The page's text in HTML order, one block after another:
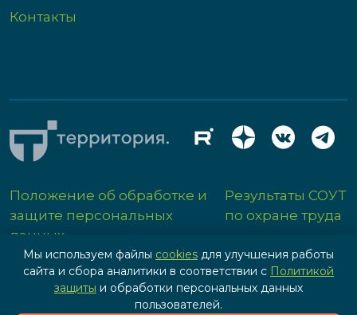
Контакты
Положение об обработке и
защите персональных
данных
Результаты СОУТ
по охране труда
Мы используем файлы cookies для улучшения работы
сайта и сбора аналитики в соответствии с Политикой
защиты и обработки персональных данных
пользователей.